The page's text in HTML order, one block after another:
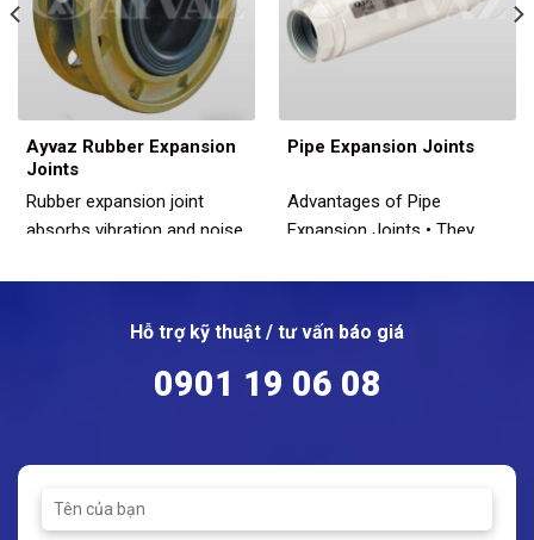
Ayvaz Rubber Expansion
Joints
Rubber expansion joint
absorbs vibration and noise
resistant up to 90 °C. For
temperature, metal bellows
expansion joints are better
choice. Other advantages
excellent compensating
Pipe Expansion Joints
Advantages of Pipe
Expansion Joints • They
result of the line
the possible noises and
provide convenience for the
users • They are installed
Hỗ trợ kỹ thuật / tư vấn báo giá
0901 19 06 08